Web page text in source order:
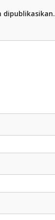
dipublikasikan.